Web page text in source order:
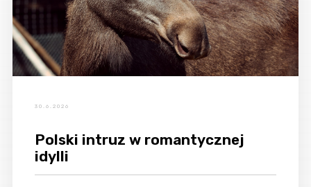
30.6.2026
Polski intruz w romantycznej
idylli